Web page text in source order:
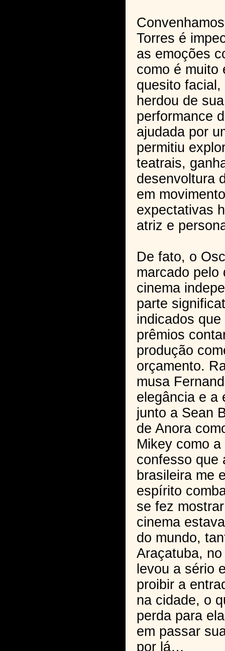
Torres é
as emoções
como é muito
quesito
herdou de
performance
ajudada por
permitiu
teatrais,
desenvoltura
em
expectativas
atriz e
De fato, o
marcado pelo
cinema
parte
indicados
prêmios
produção
orçamento.
musa
elegância e a
junto a Sean
de Anora
Mikey como
confesso que
brasileira me
espírito
se fez
cinema
do mundo,
Araçatuba,
levou a sério
proibir a
na cidade, o
perda para
em passar
por lá…